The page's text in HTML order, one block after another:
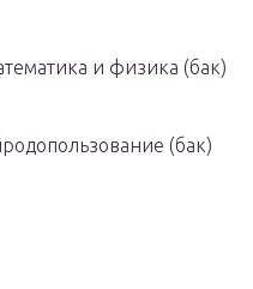
и физика (бак)
(бак)